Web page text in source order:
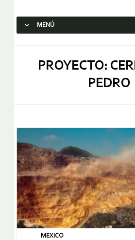
MENÚ
PROYECTO:
PEDRO
MEXICO